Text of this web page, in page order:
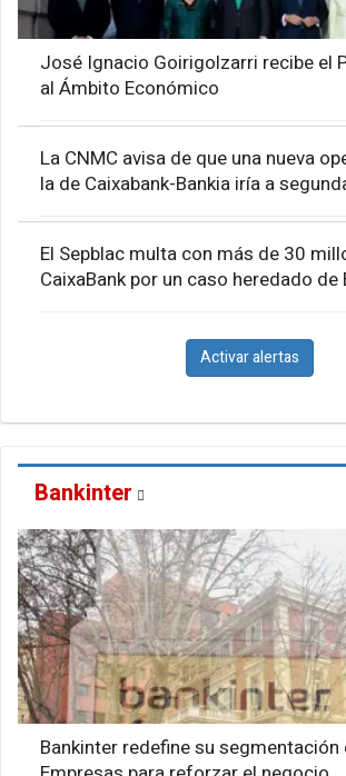
José Ignacio Goirigolzarri recibe el
al Ámbito Económico
La CNMC avisa de que una nueva
la de Caixabank-Bankia iría a
El Sepblac multa con más de 30
CaixaBank por un caso heredado de
Activar alertas
Bankinter
Bankinter redefine su segmentación